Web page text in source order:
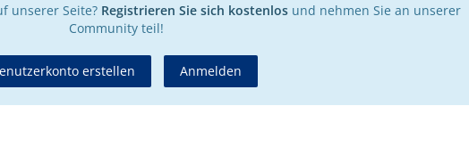
unserer Seite? Registrieren Sie sich kostenlos und nehmen Sie an unserer
Community teil!
erstellen Anmelden